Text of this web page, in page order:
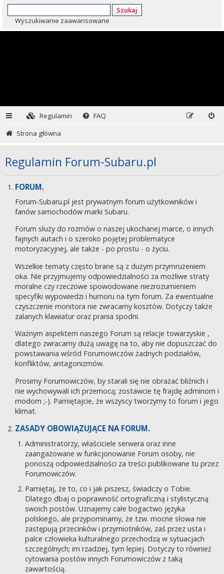
Szukaj
Wyszukiwanie zaawansowane
Regulamin
FAQ
Strona główna
Regulamin Forum-Subaru.pl
FORUM.
Forum-Subaru.pl jest prywatnym forum użytkowników i
fanów samochodów marki Subaru.
Forum służy do rozmów o naszej ukochanej marce, o innych
fajnych autach i o szeroko pojętej problematyce
motoryzacyjnej, ale także - po prostu - o życiu.
Wszelkie tematy często brane są z dużym przymrużeniem
oka. Nie przyjmujemy odpowiedzialności za możliwe straty
moralne czy rzeczowe spowodowane niezrozumieniem
specyfiki wypowiedzi i humoru na tym forum. Za ewentualne
czyszczenie monitora nie zwracamy kosztów. Dotyczy także
zalanych klawiatur oraz prania spodni.
Ważnym aspektem naszego Forum są relacje towarzyskie ,
dlatego zwracamy dużą uwagę na to, aby nie dopuszczać do
powstawania wśród Forumowiczów żadnych podziałów,
konfliktów, antagonizmów.
Prosimy Forumowiczów, by starali się nie obrażać bliźnich i
nie wychowywali ich przemocą; zostawcie tę frajdę adminom i
modom ;-). Pamiętajcie, że wszyscy tworzymy to forum i jego
klimat.
ZASADY OBOWIĄZUJĄCE NA FORUM.
Administratorzy, właściciele serwera oraz inne
zaangażowane w funkcjonowanie Forum osoby, nie
ponoszą odpowiedzialności za treści publikowane tu przez
Forumowiczów.
Pamiętaj, że to, co i jak piszesz, świadczy o Tobie.
Dlatego dbaj o poprawność ortograficzną i stylistyczną
swoich postów. Uznajemy całe bogactwo języka
polskiego, ale przypominamy, że tzw. mocne słowa nie
zastępują przecinków i przymiotników, zaś przez usta i
palce człowieka kulturalnego przechodzą w sytuacjach
szczególnych; im rzadziej, tym lepiej. Dotyczy to również
cytowania postów innych Forumowiczów z taką
zawartością.